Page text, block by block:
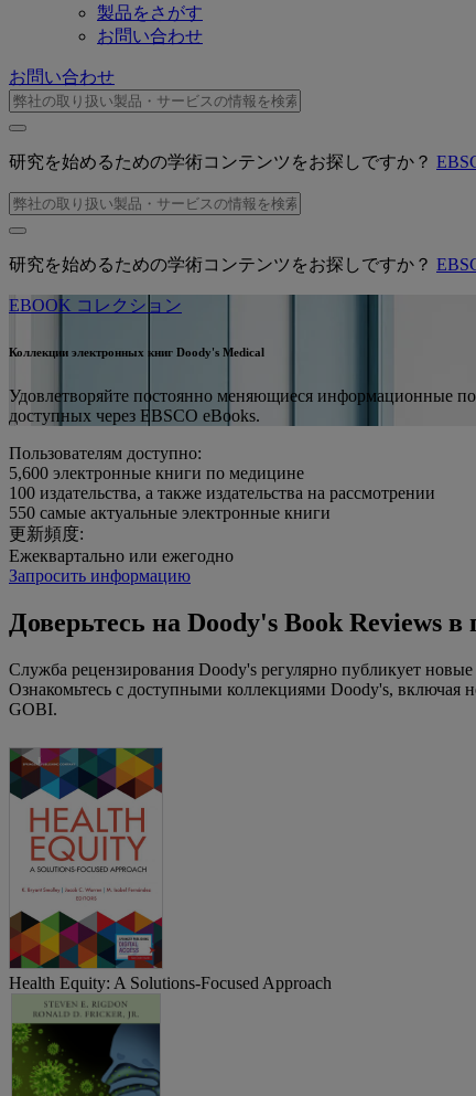
製品をさがす
お問い合わせ
お問い合わせ
研究を始めるための学術コンテンツをお探しですか？
研究を始めるための学術コンテンツをお探しですか？
EBOOK コレクション
Коллекции электронных книг Doody's Medical
Удовлетворяйте постоянно меняющиеся информационные
доступных через EBSCO eBooks.
Пользователям доступно:
5,600 электронные книги по медицине
100 издательства, а также издательства на рассмотрении
550 самые актуальные электронные книги
更新頻度:
Ежеквартально или ежегодно
Запросить информацию
Доверьтесь на Doody's Book Reviews
Служба рецензирования Doody's регулярно публикует
Ознакомьтесь с доступными коллекциями Doody's,
GOBI.
Health Equity: A Solutions-Focused Approach